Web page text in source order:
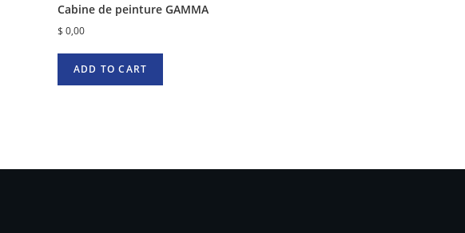
Cabine de peinture GAMMA
$ 0,00
ADD TO CART